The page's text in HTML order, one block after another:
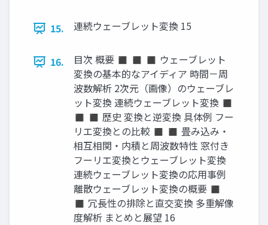
15. 連続ウェーブレット変換 15
16.
目次 概要 ◼ ◼ ◼ ウェーブレット
変換の基本的なアイディア 時間－周
波数解析 2次元（画像）のウェーブレ
ット変換 連続ウェーブレット変換 ◼
◼ ◼ 歴史 変換と逆変換 具体例 フー
リエ変換との比較 ◼ ◼ 畳み込み・
相互相関・内積と周波数特性 窓付き
フーリエ変換とウェーブレット変換
連続ウェーブレット変換の応用事例
離散ウェーブレット変換の概要 ◼
◼ 冗長性の排除と直交変換 多重解像
度解析 まとめと展望 16